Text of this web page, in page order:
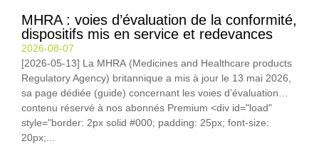
MHRA : voies d’évaluation de la conformité,
dispositifs mis en service et redevances
2026-08-07
[2026-05-13] La MHRA (Medicines and Healthcare products
Regulatory Agency) britannique a mis à jour le 13 mai 2026,
sa page dédiée (guide) concernant les voies d’évaluation…
contenu réservé à nos abonnés Premium <div id="load"
style="border: 2px solid #000; padding: 25px; font-size:
20px;...